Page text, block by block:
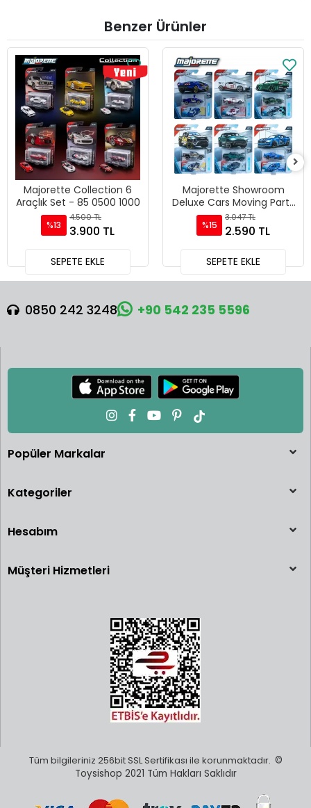
Benzer Ürünler
Majorette Collection 6
Araçlık Set - 85 0500 1000
%13
4.500 TL
3.900 TL
SEPETE EKLE
Majorette Showroom
Deluxe Cars Moving Parts
6 Araçlık Set - Pur Sport
%15
3.047 TL
2.590 TL
SEPETE EKLE
0850 242 3248 +90 542 235 5596
Popüler Markalar
Kategoriler
Hesabım
Müşteri Hizmetleri
Tüm bilgileriniz 256bit SSL Sertifikası ile korunmaktadır. ©
Toysishop 2021 Tüm Hakları Saklıdır